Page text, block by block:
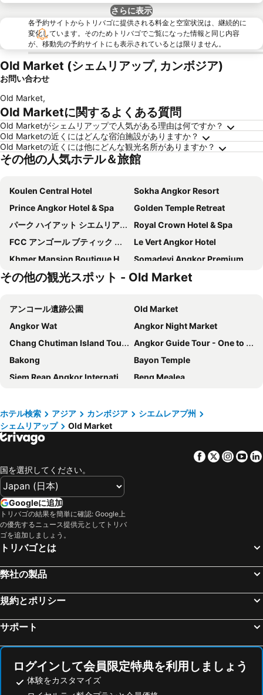
さらに表示
各予約サイトからトリバゴに提供される料金と空室状況は、継続的に
変化しています。そのためトリバゴでご覧になった情報と同じ内容
が、移動先の予約サイトにも表示されているとは限りません。
Old Market (シェムリアップ, カンボジア)
お問い合わせ
Old Market,
Old Marketに関するよくある質問
Old Marketがシェムリアップで人気がある理由は何ですか？
Old Marketの近くにはどんな宿泊施設がありますか？
Old Marketの近くには他にどんな観光名所がありますか？
その他の人気ホテル＆旅館
Koulen Central Hotel
Sokha Angkor Resort
Prince Angkor Hotel & Spa
Golden Temple Retreat
パーク ハイアット シエムリアップ
Royal Crown Hotel & Spa
FCC アンゴール ブティック ホテル、シェムリアップ
Le Vert Angkor Hotel
Khmer Mansion Boutique Hotel
Somadevi Angkor Premium
Memoire d'Angkor Boutique Hotel
Central Suite Residence
GoldenTemple Residence
Cheathata CTS Hotel Siem Reap
Yasodharapura Residence
Angkor Century Resort & Spa
ザ エヴィアリー ホテル
ibis Styles Siem Reap
Shinta Mani Angkor & Bensley Collection Pool Villas
Le Grande Indochine Hotel
Mekong Angkor Palace Hotel
Khmer Mansion Residence
Golden Temple Boutique
Koulen Hotel
Indra Angkor Residence
アンコール ビレッジ ホテル
アプサラ センターポール ホテル
アンコール ホリデー ホテル
DEN HOTEL TOTONOU SIEM REAP
La Rivière d' Angkor Resort
Raffles Grand Hotel d'Angkor
Angkor Mansion & Residence
Amber Angkor Villa Hotel & Spa
サライ リゾート & スパ
Pierre Hotel
Memoire Siem Reap Hotel
1920 hotel
ステアング シェムリアップ シミー ホテル
The Suite By Royal Crown Hotel
Apsara Residence Hotel
Day Sunrise Boutique
Dusit Hotel Siem Reap
その他の観光スポット - Old Market
アンコール遺跡公園
Old Market
Angkor Wat
Angkor Night Market
Chang Chutiman Island Tours
Angkor Guide Tour - One to Four days Itineraries
Bakong
Bayon Temple
Siem Reap Angkor International Airport
Beng Mealea
Prasat Phanom Rung
ホテル検索 アジア カンボジア
シエムレアプ州
シェムリアップ
Old Market
Facebook
Twitter
国を選択してください。
Googleに追加
トリバゴの結果を簡単に確認: Google上
の優先するニュース提供元としてトリバ
ゴを追加しましょう。
トリバゴとは
弊社の製品
規約とポリシー
サポート
ログインして会員限定特典を利用しましょう
体験をカスタマイズ